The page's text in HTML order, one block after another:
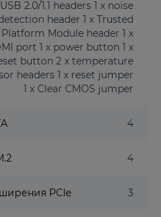
2.0/1.1 headers 1 x noise
header 1 x Trusted
Platform Module header 1 x
port 1 x power button 1 x
button 2 x temperature
headers 1 x reset jumper
1 x Clear CMOS jumper
4
4
PCIe 3